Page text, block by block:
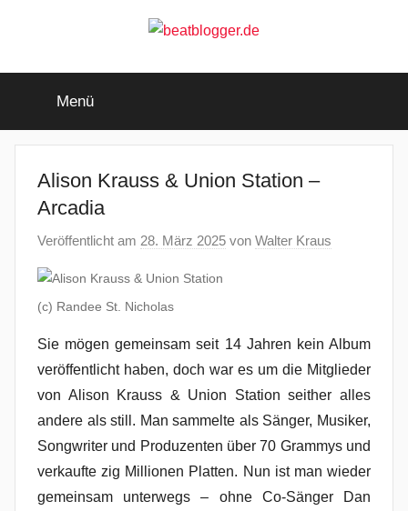
beatblogger.de
beat
goes
Menü
Alison Krauss & Union Station –
Arcadia
Veröffentlicht am 28. März 2025 von Walter Kraus
(c) Randee St. Nicholas
Sie mögen gemeinsam seit 14 Jahren kein Album
veröffentlicht haben, doch war es um die Mitglieder
von Alison Krauss & Union Station seither alles
andere als still. Man sammelte als Sänger, Musiker,
Songwriter und Produzenten über 70 Grammys und
verkaufte zig Millionen Platten. Nun ist man wieder
gemeinsam unterwegs – ohne Co-Sänger Dan